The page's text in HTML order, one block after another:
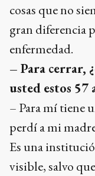
cosas que no
gran diferencia
enfermedad.
– Para cerrar,
usted estos 57
– Para mí tiene
perdí a mi
Es una
visible, salvo